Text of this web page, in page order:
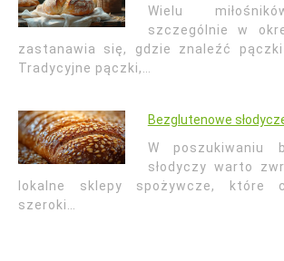
Wielu
szczególnie w
zastanawia się, gdzie znaleźć pączki
Tradycyjne pączki,…
Bezglutenowe
W poszukiwaniu
słodyczy warto
lokalne sklepy spożywcze, które
szeroki…